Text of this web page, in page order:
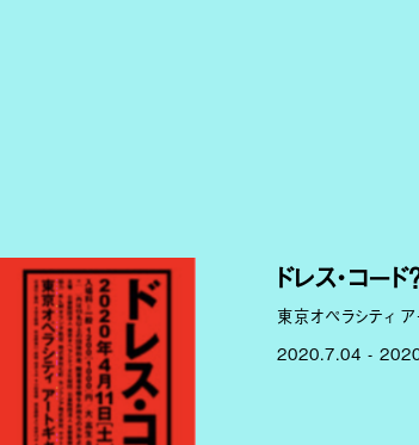
ドレス・コ
東京オペラシティ ア
2020.7.04 -